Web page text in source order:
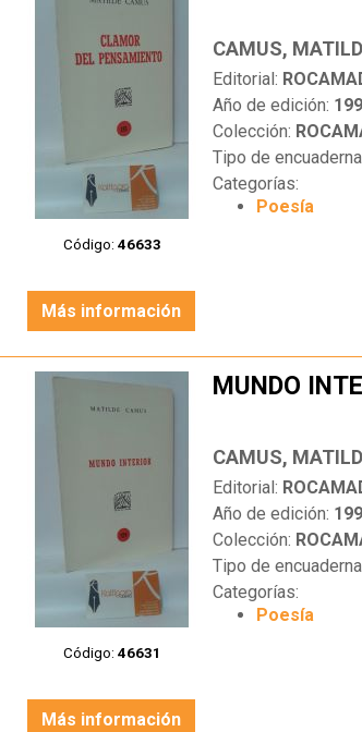
Código: 46633
CAMUS,
Editorial:
Año de edición:
Colección:
Tipo de
Categorías:
Poesía
Más información
Código: 46631
MUNDO
CAMUS,
Editorial:
Año de edición:
Colección:
Tipo de
Categorías:
Poesía
Más información